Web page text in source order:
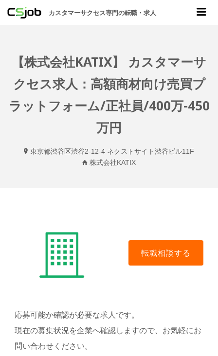
CSJOB
カスタマーサクセス専門の転職・求人
【株式会社KATIX】 カスタマーサ
クセス求人：高額商材向け売買プ
ラットフォーム/正社員/400万-450
万円
東京都渋谷区渋谷2-12-4 ネクストサイト渋谷ビル11F
株式会社KATIX
応募可能か確認が必要な求人です。
現在の募集状況を企業へ確認しますので、お気軽にお
問い合わせください。